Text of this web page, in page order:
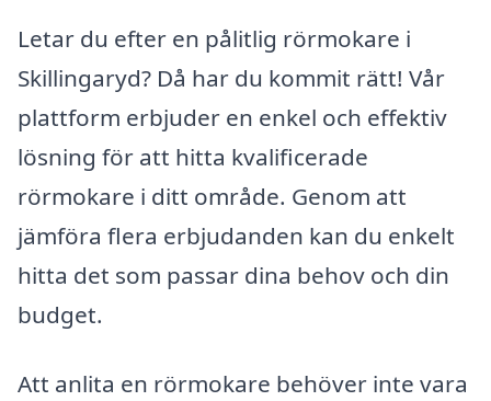
Letar du efter en pålitlig rörmokare i
Skillingaryd? Då har du kommit rätt! Vår
plattform erbjuder en enkel och effektiv
lösning för att hitta kvalificerade
rörmokare i ditt område. Genom att
jämföra flera erbjudanden kan du enkelt
hitta det som passar dina behov och din
budget.
Att anlita en rörmokare behöver inte vara